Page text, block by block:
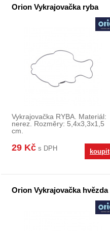
Orion Vykrajovačka ryba
Vykrajovačka RYBA. Materiál:
nerez. Rozměry: 5,4x3,3x1,5
cm.
29 Kč s DPH koupit
Orion Vykrajovačka hvězda